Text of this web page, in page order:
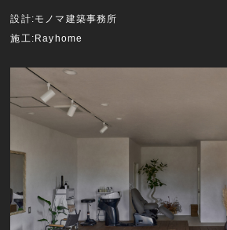
設計:モノマ建築事務所
施工:Rayhome